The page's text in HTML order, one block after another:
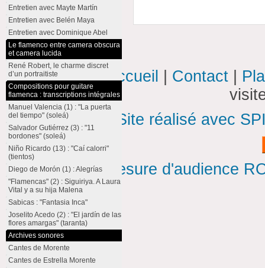
Entretien avec Mayte Martín
Entretien avec Belén Maya
Entretien avec Dominique Abel
Le flamenco entre camera obscura
et camera lucida
René Robert, le charme discret
d’un portraitiste
Compositions pour guitare
flamenca : transcriptions intégrales
Manuel Valencia (1) : "La puerta
del tiempo" (soleá)
Salvador Gutiérrez (3) : "11
bordones" (soleá)
Niño Ricardo (13) : "Caí calorri"
(tientos)
Diego de Morón (1) : Alegrías
"Flamencas" (2) : Siguiriya. A Laura
Vital y a su hija Malena
Sabicas : "Fantasia Inca"
Joselito Acedo (2) : "El jardín de las
flores amargas" (taranta)
Archives sonores
Cantes de Morente
Cantes de Estrella Morente
Accueil Contact
Site réalisé avec
Mesure d'audience